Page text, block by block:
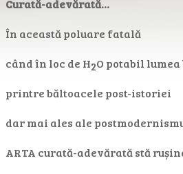
Curată-adevărată…
În această poluare fatală
când în loc de H2O potabil
printre băltoacele post-istoriei
dar mai ales ale
ARTA curată-adevărată stă